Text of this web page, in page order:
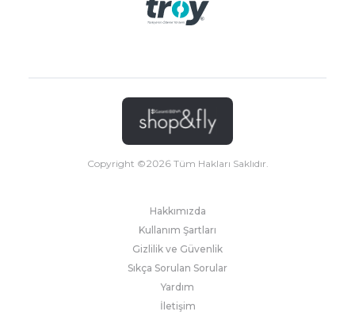
Copyright ©2026Tüm Hakları Saklıdır.
Hakkımızda
Kullanım Şartları
Gizlilik ve Güvenlik
Sıkça Sorulan Sorular
Yardım
İletişim